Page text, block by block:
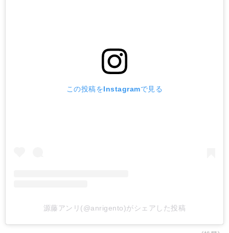
この投稿をInstagramで見る
源藤アンリ(@anrigento)がシェアした投稿